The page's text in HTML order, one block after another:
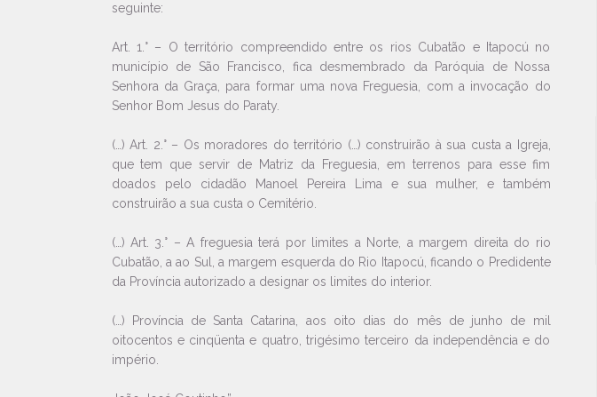
seguinte:
Art. 1.° – O território compreendido entre os rios Cubatão e Itapocú no
município de São Francisco, fica desmembrado da Paróquia de Nossa
Senhora da Graça, para formar uma nova Freguesia, com a invocação do
Senhor Bom Jesus do Paraty.
(…) Art. 2.° – Os moradores do território (…) construirão à sua custa a Igreja,
que tem que servir de Matriz da Freguesia, em terrenos para esse fim
doados pelo cidadão Manoel Pereira Lima e sua mulher, e também
construirão a sua custa o Cemitério.
(…) Art. 3.° – A freguesia terá por limites a Norte, a margem direita do rio
Cubatão, a ao Sul, a margem esquerda do Rio Itapocú, ficando o Predidente
da Província autorizado a designar os limites do interior.
(…) Província de Santa Catarina, aos oito dias do mês de junho de mil
oitocentos e cinqüenta e quatro, trigésimo terceiro da independência e do
império.